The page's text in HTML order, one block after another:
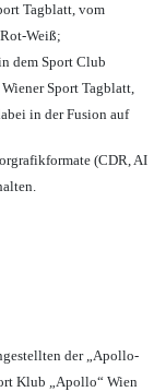
Tagblatt, vom
Weiß;
dem Sport Club
Sport Tagblatt,
in der Fusion auf
(CDR, AI
der „Apollo-
Klub „Apollo“ Wien